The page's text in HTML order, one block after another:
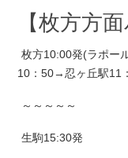
【枚方方
枚方10:00発(ラポー
10：50→忍ヶ丘駅11
～～～～～
生駒15:30発